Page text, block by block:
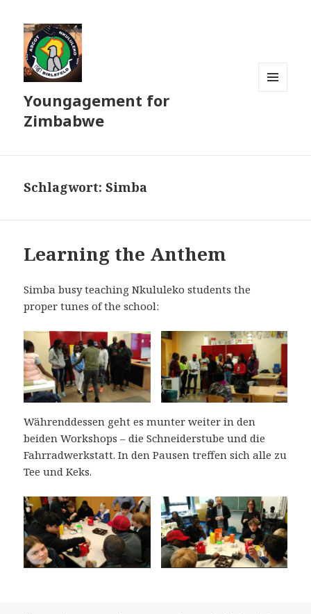
Youngagement for
Zimbabwe
Schlagwort:Simba
Learning the Anthem
Simba busy teaching Nkululeko students the
proper tunes of the school:
Währenddessen geht es munter weiter in den
beiden Workshops – die Schneiderstube und die
Fahrradwerkstatt. In den Pausen treffen sich alle zu
Tee und Keks.